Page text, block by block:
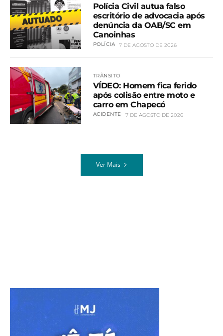
Polícia Civil autua falso
escritório de advocacia após
denúncia da OAB/SC em
Canoinhas
POLÍCIA 7 DE AGOSTO DE 2026
TRÂNSITO
VÍDEO: Homem fica ferido
após colisão entre moto e
carro em Chapecó
ACIDENTE 7 DE AGOSTO DE 2026
Ver Mais